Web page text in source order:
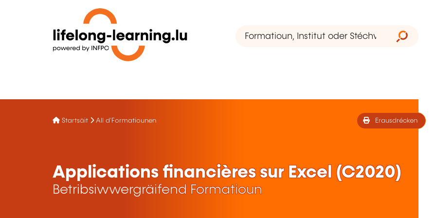
Startsäit All d'Formatiounen Erausdrécken
Applications financières sur Excel (C2020)
Betribsiwwergräifend Formatioun